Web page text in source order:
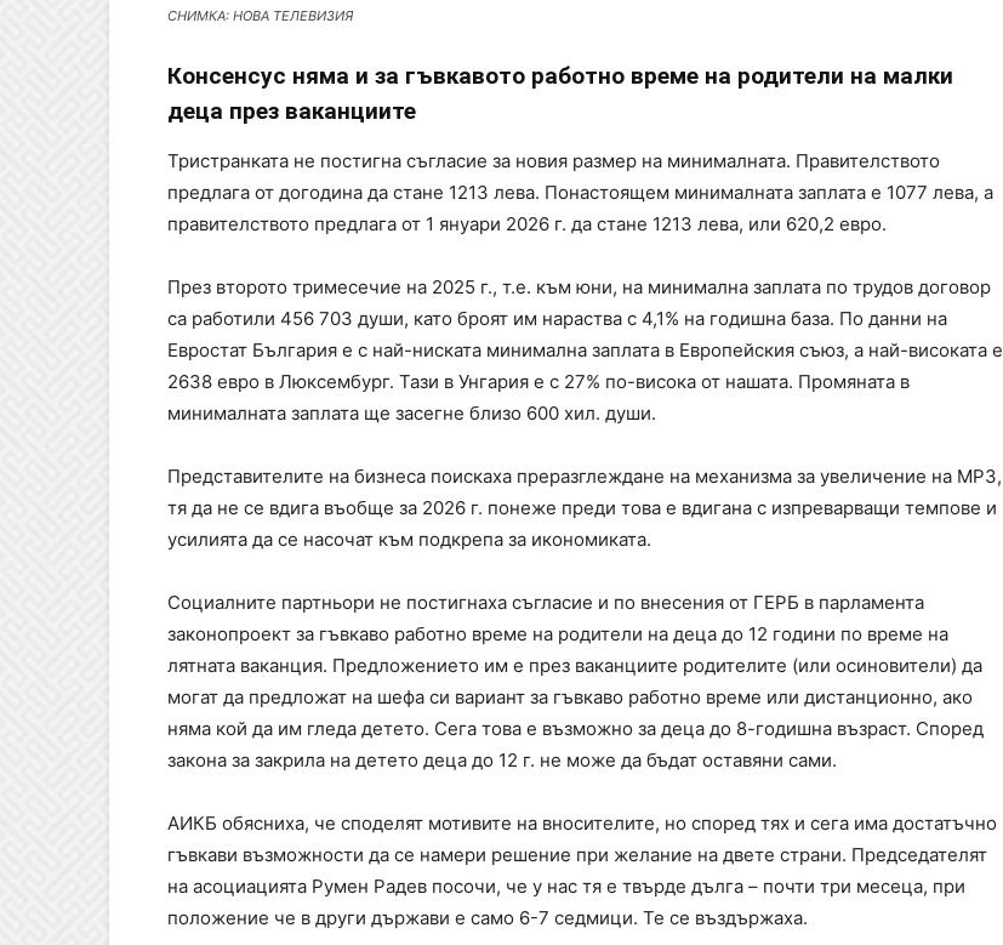
СНИМКА: НОВА ТЕЛЕВИЗИЯ
Консенсус няма и за гъвкавото работно време на родители на малки
деца през ваканциите
Тристранката не постигна съгласие за новия размер на минималната. Правителството
предлага от догодина да стане 1213 лева. Понастоящем минималната заплата е 1077 лева, а
правителството предлага от 1 януари 2026 г. да стане 1213 лева, или 620,2 евро.
През второто тримесечие на 2025 г., т.е. към юни, на минимална заплата по трудов договор
са работили 456 703 души, като броят им нараства с 4,1% на годишна база. По данни на
Евростат България е с най-ниската минимална заплата в Европейския съюз, а най-високата е
2638 евро в Люксембург. Тази в Унгария е с 27% по-висока от нашата. Промяната в
минималната заплата ще засегне близо 600 хил. души.
Представителите на бизнеса поискаха преразглеждане на механизма за увеличение на МРЗ,
тя да не се вдига въобще за 2026 г. понеже преди това е вдигана с изпреварващи темпове и
усилията да се насочат към подкрепа за икономиката.
Социалните партньори не постигнаха съгласие и по внесения от ГЕРБ в парламента
законопроект за гъвкаво работно време на родители на деца до 12 години по време на
лятната ваканция. Предложението им е през ваканциите родителите (или осиновители) да
могат да предложат на шефа си вариант за гъвкаво работно време или дистанционно, ако
няма кой да им гледа детето. Сега това е възможно за деца до 8-годишна възраст. Според
закона за закрила на детето деца до 12 г. не може да бъдат оставяни сами.
АИКБ обясниха, че споделят мотивите на вносителите, но според тях и сега има достатъчно
гъвкави възможности да се намери решение при желание на двете страни. Председателят
на асоциацията Румен Радев посочи, че у нас тя е твърде дълга – почти три месеца, при
положение че в други държави е само 6-7 седмици. Те се въздържаха.